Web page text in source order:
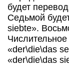
будет
Седьмой
siebte».
Числительное
«der\die\das
«der\die\das